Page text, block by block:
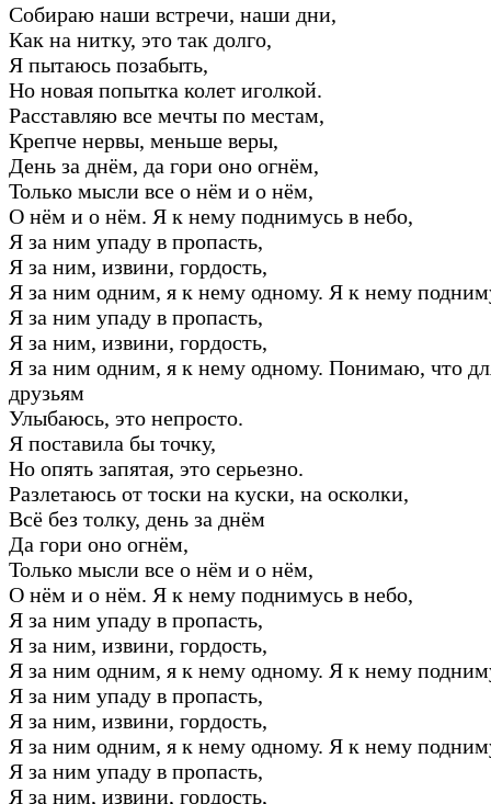
Собираю наши встречи, наши дни,
Как на нитку, это так долго,
Я пытаюсь позабыть,
Но новая попытка колет иголкой.
Расставляю все мечты по местам,
Крепче нервы, меньше веры,
День за днём, да гори оно огнём,
Только мысли все о нём и о нём,
О нём и о нём. Я к нему поднимусь в небо,
Я за ним упаду в пропасть,
Я за ним, извини, гордость,
Я за ним одним, я к нему одному. Я к нему
Я за ним упаду в пропасть,
Я за ним, извини, гордость,
Я за ним одним, я к нему одному. Понимаю, что
друзьям
Улыбаюсь, это непросто.
Я поставила бы точку,
Но опять запятая, это серьезно.
Разлетаюсь от тоски на куски, на осколки,
Всё без толку, день за днём
Да гори оно огнём,
Только мысли все о нём и о нём,
О нём и о нём. Я к нему поднимусь в небо,
Я за ним упаду в пропасть,
Я за ним, извини, гордость,
Я за ним одним, я к нему одному. Я к нему
Я за ним упаду в пропасть,
Я за ним, извини, гордость,
Я за ним одним, я к нему одному. Я к нему
Я за ним упаду в пропасть,
Я за ним, извини, гордость,